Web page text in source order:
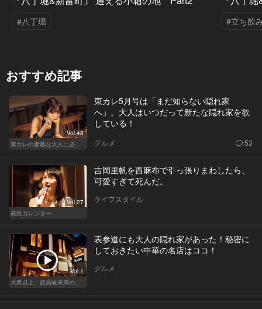
#八丁堀 #立ち飲
おすすめ記事
Vol.48
東カレの素敵な大人に必要なこと
東カレ5月号は「まだ知らない隠れ家
へ」。大人はいつだって新たな隠れ家を欲
している！
グルメ 53
Vol.27
表紙カレンダー
吉岡里帆を西麻布で引っ張りまわしたら、
可愛すぎて死んだ。
ライフスタイル
Vol.1
大衆以上、超高級未満の絶品中華
表参道にも大人の隠れ家があった！秘密に
しておきたい中華の名店はココ！
グルメ